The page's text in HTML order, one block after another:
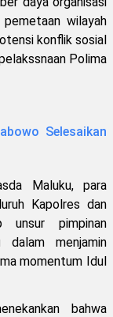
wilayah
konflik sosial
Polima
Selesaikan
Maluku, para
Kapolres dan
unsur pimpinan
dalam menjamin
momentum Idul
bahwa